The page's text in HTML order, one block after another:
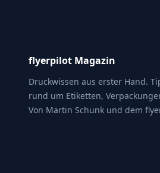
flyerpilot Magazin
Druckwissen aus erster Hand.
rund um Etiketten,
Von Martin Schunk und dem